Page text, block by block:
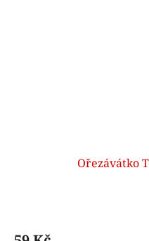
Ořezávátko